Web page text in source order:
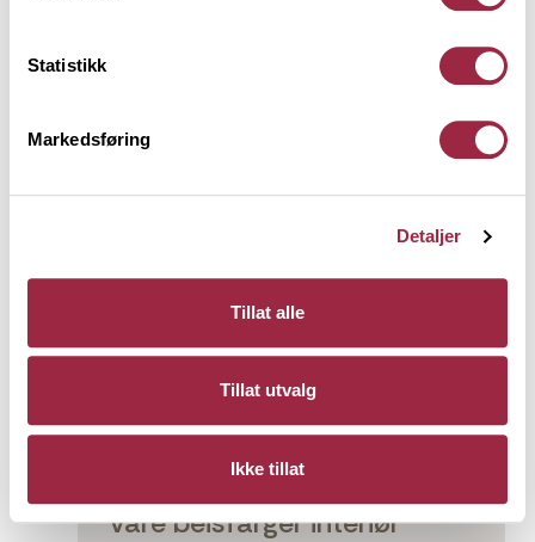
Statistikk
Markedsføring
Detaljer
Tillat alle
Tillat utvalg
Ikke tillat
Våre beisfarger interiør